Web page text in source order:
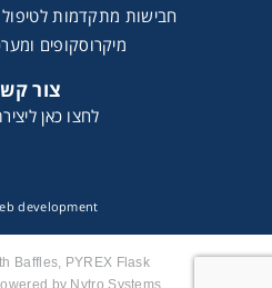
חבישות מתקדמות לטיפול
מיקרוסקופים
צור
לחצו כאן
development
Baffles, PYREX Flask
by Nytro Systems